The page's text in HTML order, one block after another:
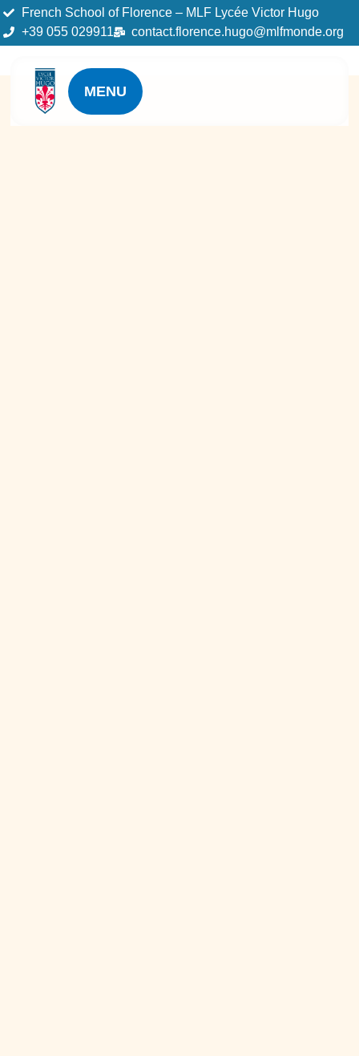
French School of Florence – MLF Lycée Victor Hugo
+39 055 029911
contact.florence.hugo@mlfmonde.org
MENU